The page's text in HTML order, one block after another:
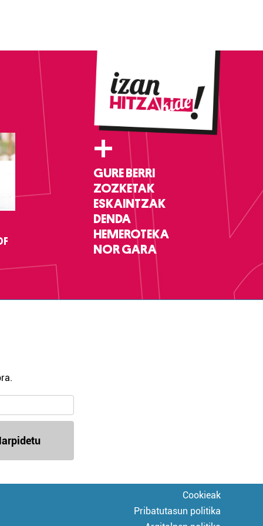
+
GURE BERRI
ZOZKETAK
ESKAINTZAK
DENDA
HEMEROTEKA
NOR GARA
Cookieak
Pribatutasun politika